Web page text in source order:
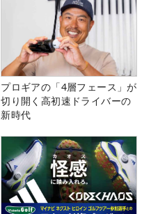
プロギアの「4層フェース」が
切り開く高初速ドライバーの
新時代